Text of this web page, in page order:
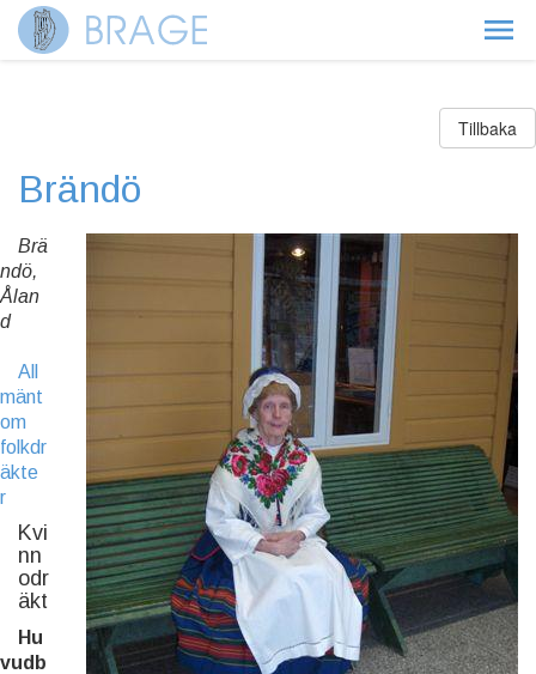
Tillbaka
Brändö
Brä
ndö,
Ålan
d
All
mänt
om
folkdr
äkte
r
Kvi
nn
odr
äkt
Hu
vudb